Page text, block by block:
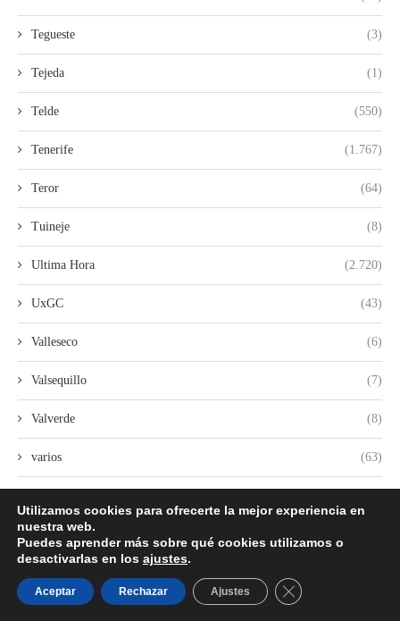
Tegueste (3)
Tejeda (1)
Telde (550)
Tenerife (1.767)
Teror (64)
Tuineje (8)
Ultima Hora (2.720)
UxGC (43)
Valleseco (6)
Valsequillo (7)
Valverde (8)
varios (63)
VOX
Utilizamos cookies para ofrecerte la mejor experiencia en
nuestra web.
Puedes aprender más sobre qué cookies utilizamos o
desactivarlas en los ajustes.
Aceptar Rechazar Ajustes CERRAR EL